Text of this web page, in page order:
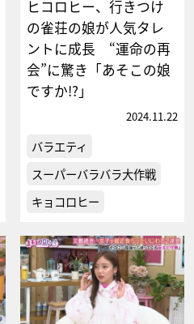
ヒコロヒー、行きつけ
の雀荘の娘が人気タレ
ントに成長 “運命の再
会”に驚き「あそこの娘
ですか!?」
2024.11.22
バラエティ
スーパーバラバラ大作戦
キョコロヒー